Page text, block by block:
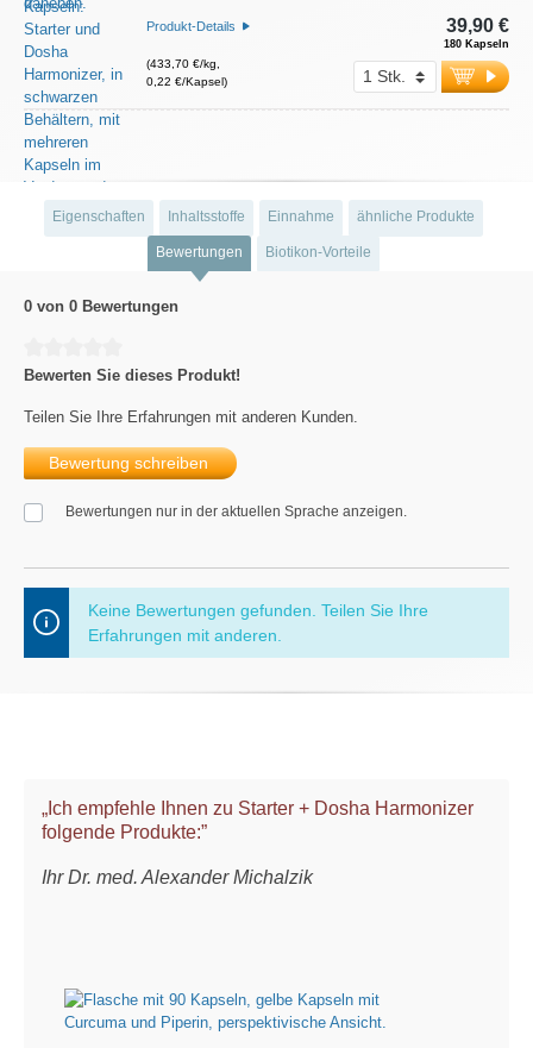
Produkt-Details
(433,70 €/kg,
0,22 €/Kapsel)
180 Kapseln
39,90 €
Eigenschaften Inhaltsstoffe Einnahme ähnliche Produkte
Bewertungen Biotikon-Vorteile
0 von 0 Bewertungen
Bewerten Sie dieses Produkt!
Teilen Sie Ihre Erfahrungen mit anderen Kunden.
Bewertung schreiben
Bewertungen nur in der aktuellen Sprache anzeigen.
Keine Bewertungen gefunden. Teilen Sie Ihre
Erfahrungen mit anderen.
„Ich empfehle Ihnen zu Starter + Dosha Harmonizer
folgende Produkte:”
Ihr Dr. med. Alexander Michalzik